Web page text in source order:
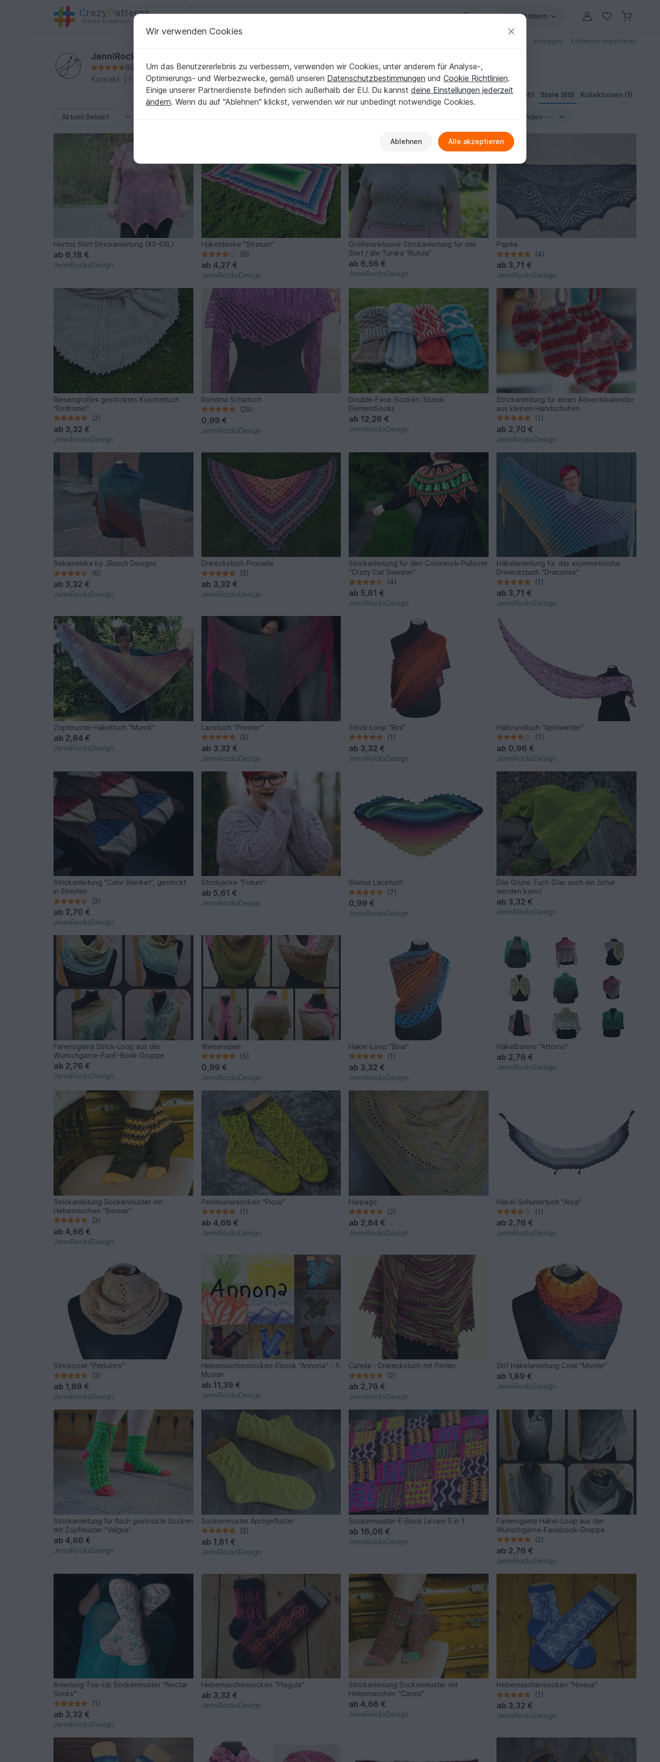
CrazyPatterns
Deine kreativen Ideen
Stöbern
einloggen Kostenlos registrieren
JenniRocksDesign
696 Bewertungen
Kontakt
Folgen | Zum Profil | Kollektionen Verifiziert Top Autor 3.376
Profil Store (60) Kollektionen (1)
Hortos Shirt Strickanleitung (XS-6XL)
ab 6,18 €
JenniRocksDesign
Häkeldecke "Stratum"
(9)
ab 4,27 €
JenniRocksDesign
Größeninklusive Strickanleitung für das
Shirt / die Tunika “Rutula”
ab 6,56 €
JenniRocksDesign
Papilia
(4)
ab 3,71 €
JenniRocksDesign
Riesengroßes gestricktes Kuscheltuch
"Endromis"
(2)
ab 3,32 €
JenniRocksDesign
Rondina Schaltuch
(29)
0,99 €
JenniRocksDesign
Double-Face-Socken: Ebook
ElementSocks
ab 12,26 €
JenniRocksDesign
Strickanleitung für einen Adventskalender
aus kleinen Handschuhen
(1)
ab 2,70 €
JenniRocksDesign
Sekamelska by JRusch Designs
(6)
ab 3,32 €
JenniRocksDesign
Dreieckstuch Procella
(3)
ab 3,32 €
JenniRocksDesign
Strickanleitung für den Colorwork-Pullover
"Crazy Cat Sweater"
(4)
ab 5,61 €
JenniRocksDesign
Häkelanleitung für das asymmetrische
Dreieckstuch "Dracones"
(1)
ab 3,71 €
JenniRocksDesign
Zopfmuster-Häkeltuch "Mundi"
ab 2,84 €
JenniRocksDesign
Lacetuch "Prester"
(3)
ab 3,32 €
JenniRocksDesign
Strick-Loop "Bini"
(1)
ab 3,32 €
JenniRocksDesign
Halbrundtuch "Aprilwetter"
(7)
ab 0,96 €
JenniRocksDesign
Strickanleitung "Calor Blanket", gestrickt
in Streifen
(3)
ab 2,70 €
JenniRocksDesign
Strickjacke "Folium"
ab 5,61 €
JenniRocksDesign
Silanus Lacetuch
(7)
0,99 €
JenniRocksDesign
Das Grüne Tuch (Das auch ein Schal
werden kann)
ab 3,32 €
JenniRocksDesign
Fanerogama Strick-Loop aus der
Wunschgarne-FacE-Book-Gruppe
ab 2,76 €
JenniRocksDesign
Wiesenspiel
(5)
0,99 €
JenniRocksDesign
Häkel-Loop "Bina"
(1)
ab 3,32 €
JenniRocksDesign
Häkelbolero "Attorno"
ab 2,76 €
JenniRocksDesign
Strickanleitung Sockenmuster mit
Hebemaschen "Boreas"
(3)
ab4,66 €
JenniRocksDesign
Perlmustersocken "Picus"
(1)
ab 4,66 €
JenniRocksDesign
Harpago
(2)
ab 2,84 €
JenniRocksDesign
Häkel-Schultertuch "Arca"
(1)
ab 2,76 €
JenniRocksDesign
Strickcowl "Perlustro"
(3)
ab 1,89 €
JenniRocksDesign
Hebemaschensocken-Ebook "Annona" - 5
Muster
ab 11,39 €
JenniRocksDesign
Catella - Dreieckstuch mit Perlen
(2)
ab 2,76 €
JenniRocksDesign
2in1 Häkelanleitung Cowl "Monile"
ab 1,89 €
JenniRocksDesign
Strickanleitung für flach gestrickte Socken
mit Zopfmuster "Valgus"
ab4,66 €
JenniRocksDesign
Sockenmuster Aprilgeflüster
(3)
ab 1,81 €
JenniRocksDesign
Sockenmuster-E-Book Levavi 5 in 1
ab 16,06 €
JenniRocksDesign
Fanerogama Häkel-Loop aus der
Wunschgarne-Facebook-Gruppe
(2)
ab 2,76 €
JenniRocksDesign
Anleitung Toe-Up Sockenmuster "Nectar
Socks"
(1)
ab 3,32 €
JenniRocksDesign
Hebemaschensocken "Plagula"
ab 3,32 €
JenniRocksDesign
Strickanleitung Sockenmuster mit
Hebemaschen "Cassis"
ab4,66 €
JenniRocksDesign
Hebemaschensocken "Niveus"
(1)
ab 3,32 €
JenniRocksDesign
Wir verwenden Cookies
Um das Benutzererlebnis zu verbessern, verwenden wir Cookies, unter anderem für Analyse-,
Optimierungs- und Werbezwecke, gemäß unseren Datenschutzbestimmungen und Cookie Richtlinien.
Einige unserer Partnerdienste befinden sich außerhalb der EU. Du kannst deine Einstellungen jederzeit
ändern. Wenn du auf "Ablehnen" klickst, verwenden wir nur unbedingt notwendige Cookies.
Ablehnen Alle akzeptieren